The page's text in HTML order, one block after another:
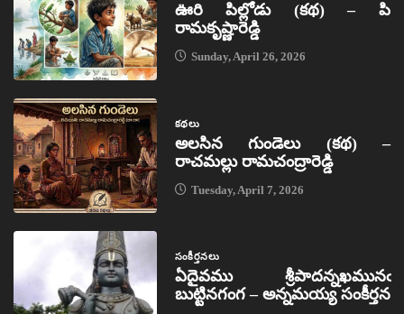
ఊరి పిల్లోడు (కథ) – పి
రామకృష్ణారెడ్డి
Sunday, April 26, 2026
కథలు
అలసిన గుండెలు (కథ) –
రాచమల్లు రామచంద్రారెడ్డి
Tuesday, April 7, 2026
సంకీర్తనలు
ఏదైవము శ్రీపాదన్నఖమునఁ
బుట్టినగంగ – అన్నమయ్య సంకీర్తన